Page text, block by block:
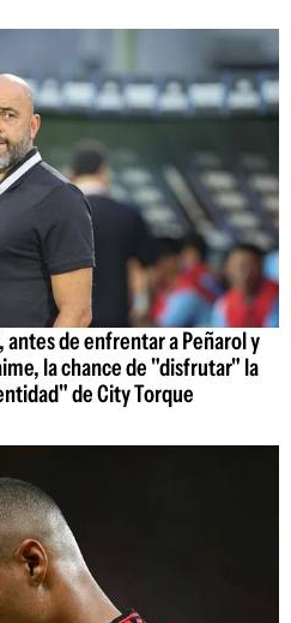
de enfrentar a Peñarol y
la chance de "disfrutar" la
de City Torque